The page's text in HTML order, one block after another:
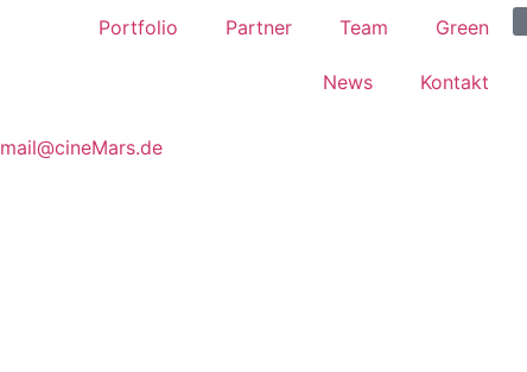
Portfolio Partner Team Green
News Kontakt
mail@cineMars.de